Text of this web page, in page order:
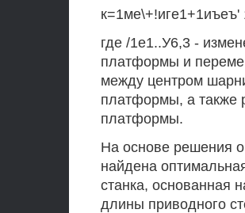
где /1е1..У6,3 -
платформы и
между центром
платформы, а также
платформы.
На основе решения
найдена
станка, основанная
длины приводного